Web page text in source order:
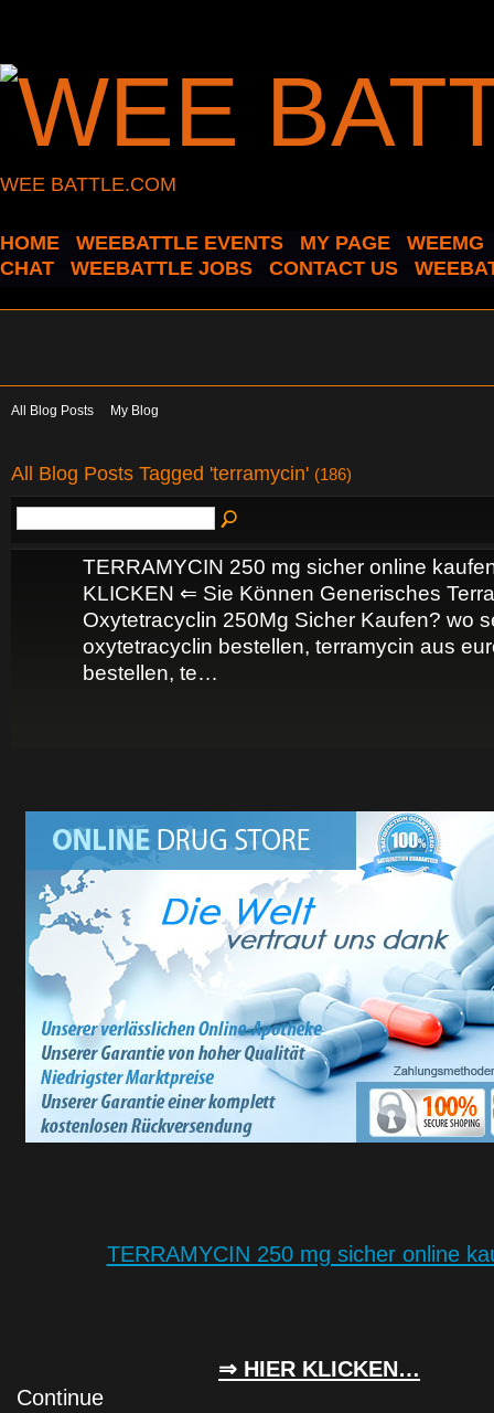
WEE BATTLE.COM
HOME WEEBATTLE EVENTS MY PAGE
WEEMG
CHAT
WEEBATTLE JOBS CONTACT US
All Blog Posts My Blog
All Blog Posts Tagged 'terramycin' (186)
TERRAMYCIN 250 mg sicher online
KLICKEN ⇐ Sie Können Generisches
Oxytetracyclin 250Mg Sicher Kaufen? wo
oxytetracyclin bestellen, terramycin aus
bestellen, te…
TERRAMYCIN 250 mg sicher online
⇒ HIER KLICKEN…
Continue